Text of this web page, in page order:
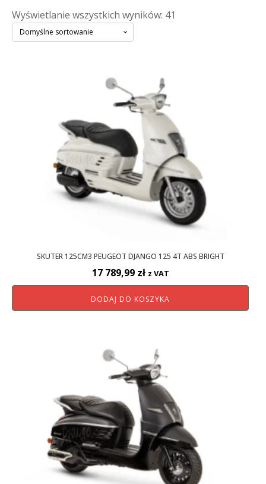
Wyświetlanie wszystkich wyników: 41
SKUTER 125CM3 PEUGEOT DJANGO 125 4T ABS BRIGHT
17 789,99 zł z VAT
DODAJ DO KOSZYKA